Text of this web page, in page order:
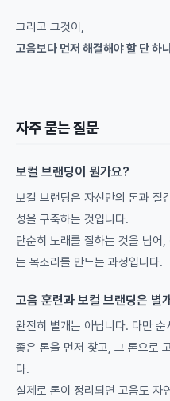
그리고 그것이,
고음보다 먼저 해결해야 할 단 하
자주 묻는 질문
보컬 브랜딩이 뭔가요?
보컬 브랜딩은 자신만의 톤과 질
성을 구축하는 것입니다.
단순히 노래를 잘하는 것을 넘어
는 목소리를 만드는 과정입니다.
고음 훈련과 보컬 브랜딩은 별
완전히 별개는 아닙니다. 다만 순
좋은 톤을 먼저 찾고, 그 톤으로
다.
실제로 톤이 정리되면 고음도 자